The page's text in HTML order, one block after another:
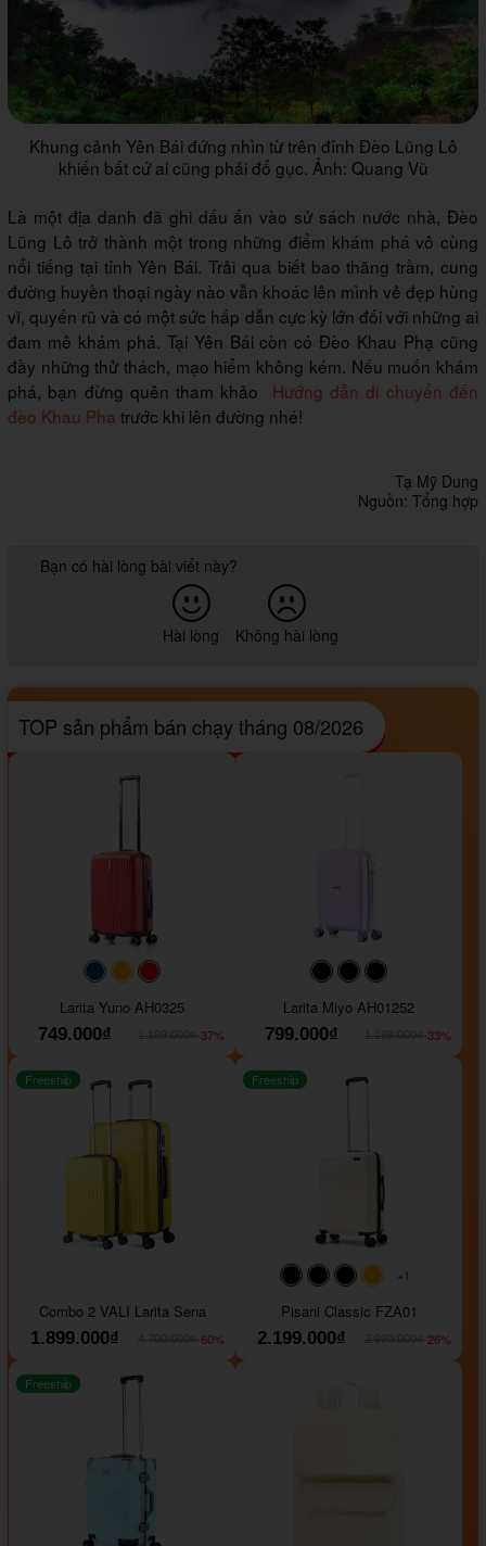
Khung cảnh Yên Bái đứng nhìn từ trên đỉnh Đèo Lũng Lô
khiến bất cứ ai cũng phải đổ gục. Ảnh: Quang Vũ
Là một địa danh đã ghi dấu ấn vào sử sách nước nhà, Đèo
Lũng Lô trở thành một trong những điểm khám phá vô cùng
nổi tiếng tại tỉnh Yên Bái. Trải qua biết bao thăng trầm, cung
đường huyền thoại ngày nào vẫn khoác lên mình vẻ đẹp hùng
vĩ, quyến rũ và có một sức hấp dẫn cực kỳ lớn đối với những ai
đam mê khám phá. Tại Yên Bái còn có Đèo Khau Phạ cũng
đầy những thử thách, mạo hiểm không kém. Nếu muốn khám
phá, bạn đừng quên tham khảo Hướng dẫn di chuyển đến
đèo Khau Phạ trước khi lên đường nhé!
Tạ Mỹ Dung
Nguồn: Tổng hợp
Bạn có hài lòng bài viết này?
Hài lòng Không hài lòng
TOP sản phẩm bán chạy tháng 08/2026
#093f69#ffa500
Larita Yuno AH0325
749.000₫
-37%
#000000#000000
Larita Miyo AH01252
799.000₫
-33%
Freeship
Combo 2 VALI Larita Sena
1.899.000₫
-60%
#000000#000000
#000000
#ffa500
+1
Freeship
Pisani Classic FZA01
2.199.000₫
-26%
Freeship